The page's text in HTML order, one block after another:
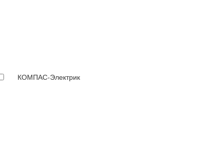
КОМПАС-Электрик